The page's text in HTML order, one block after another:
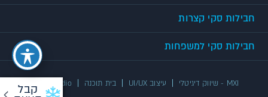
קבל
חבילות סקי קצרות
חבילות סקי למשפחות
UX/UI Studio בית תוכנה עיצוב UI/UX MXI - שיווק דיגיטלי